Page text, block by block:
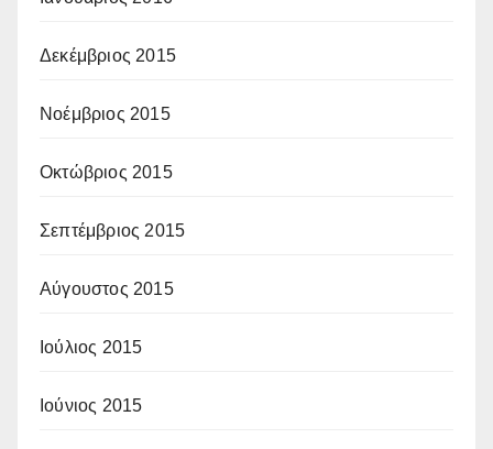
Δεκέμβριος 2015
Νοέμβριος 2015
Οκτώβριος 2015
Σεπτέμβριος 2015
Αύγουστος 2015
Ιούλιος 2015
Ιούνιος 2015